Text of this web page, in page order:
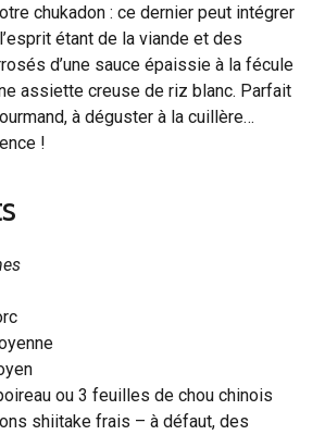
chukadon : ce dernier peut intégrer
étant de la viande et des
d’une sauce épaissie à la fécule
assiette creuse de riz blanc. Parfait
à déguster à la cuillère…
!
ou 3 feuilles de chou chinois
shiitake frais – à défaut, des